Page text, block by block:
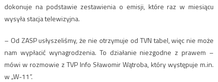
dokonuje na podstawie zestawienia o emisji, które raz w miesiącu
wysyła stacja telewizyjna.
– Od ZASP usłyszeliśmy, że nie otrzymuje od TVN tabel, więc nie może
nam wypłacić wynagrodzenia. To działanie niezgodne z prawem –
mówi w rozmowie z TVP Info Sławomir Wątroba, który występuje m.in.
w „W-11”.